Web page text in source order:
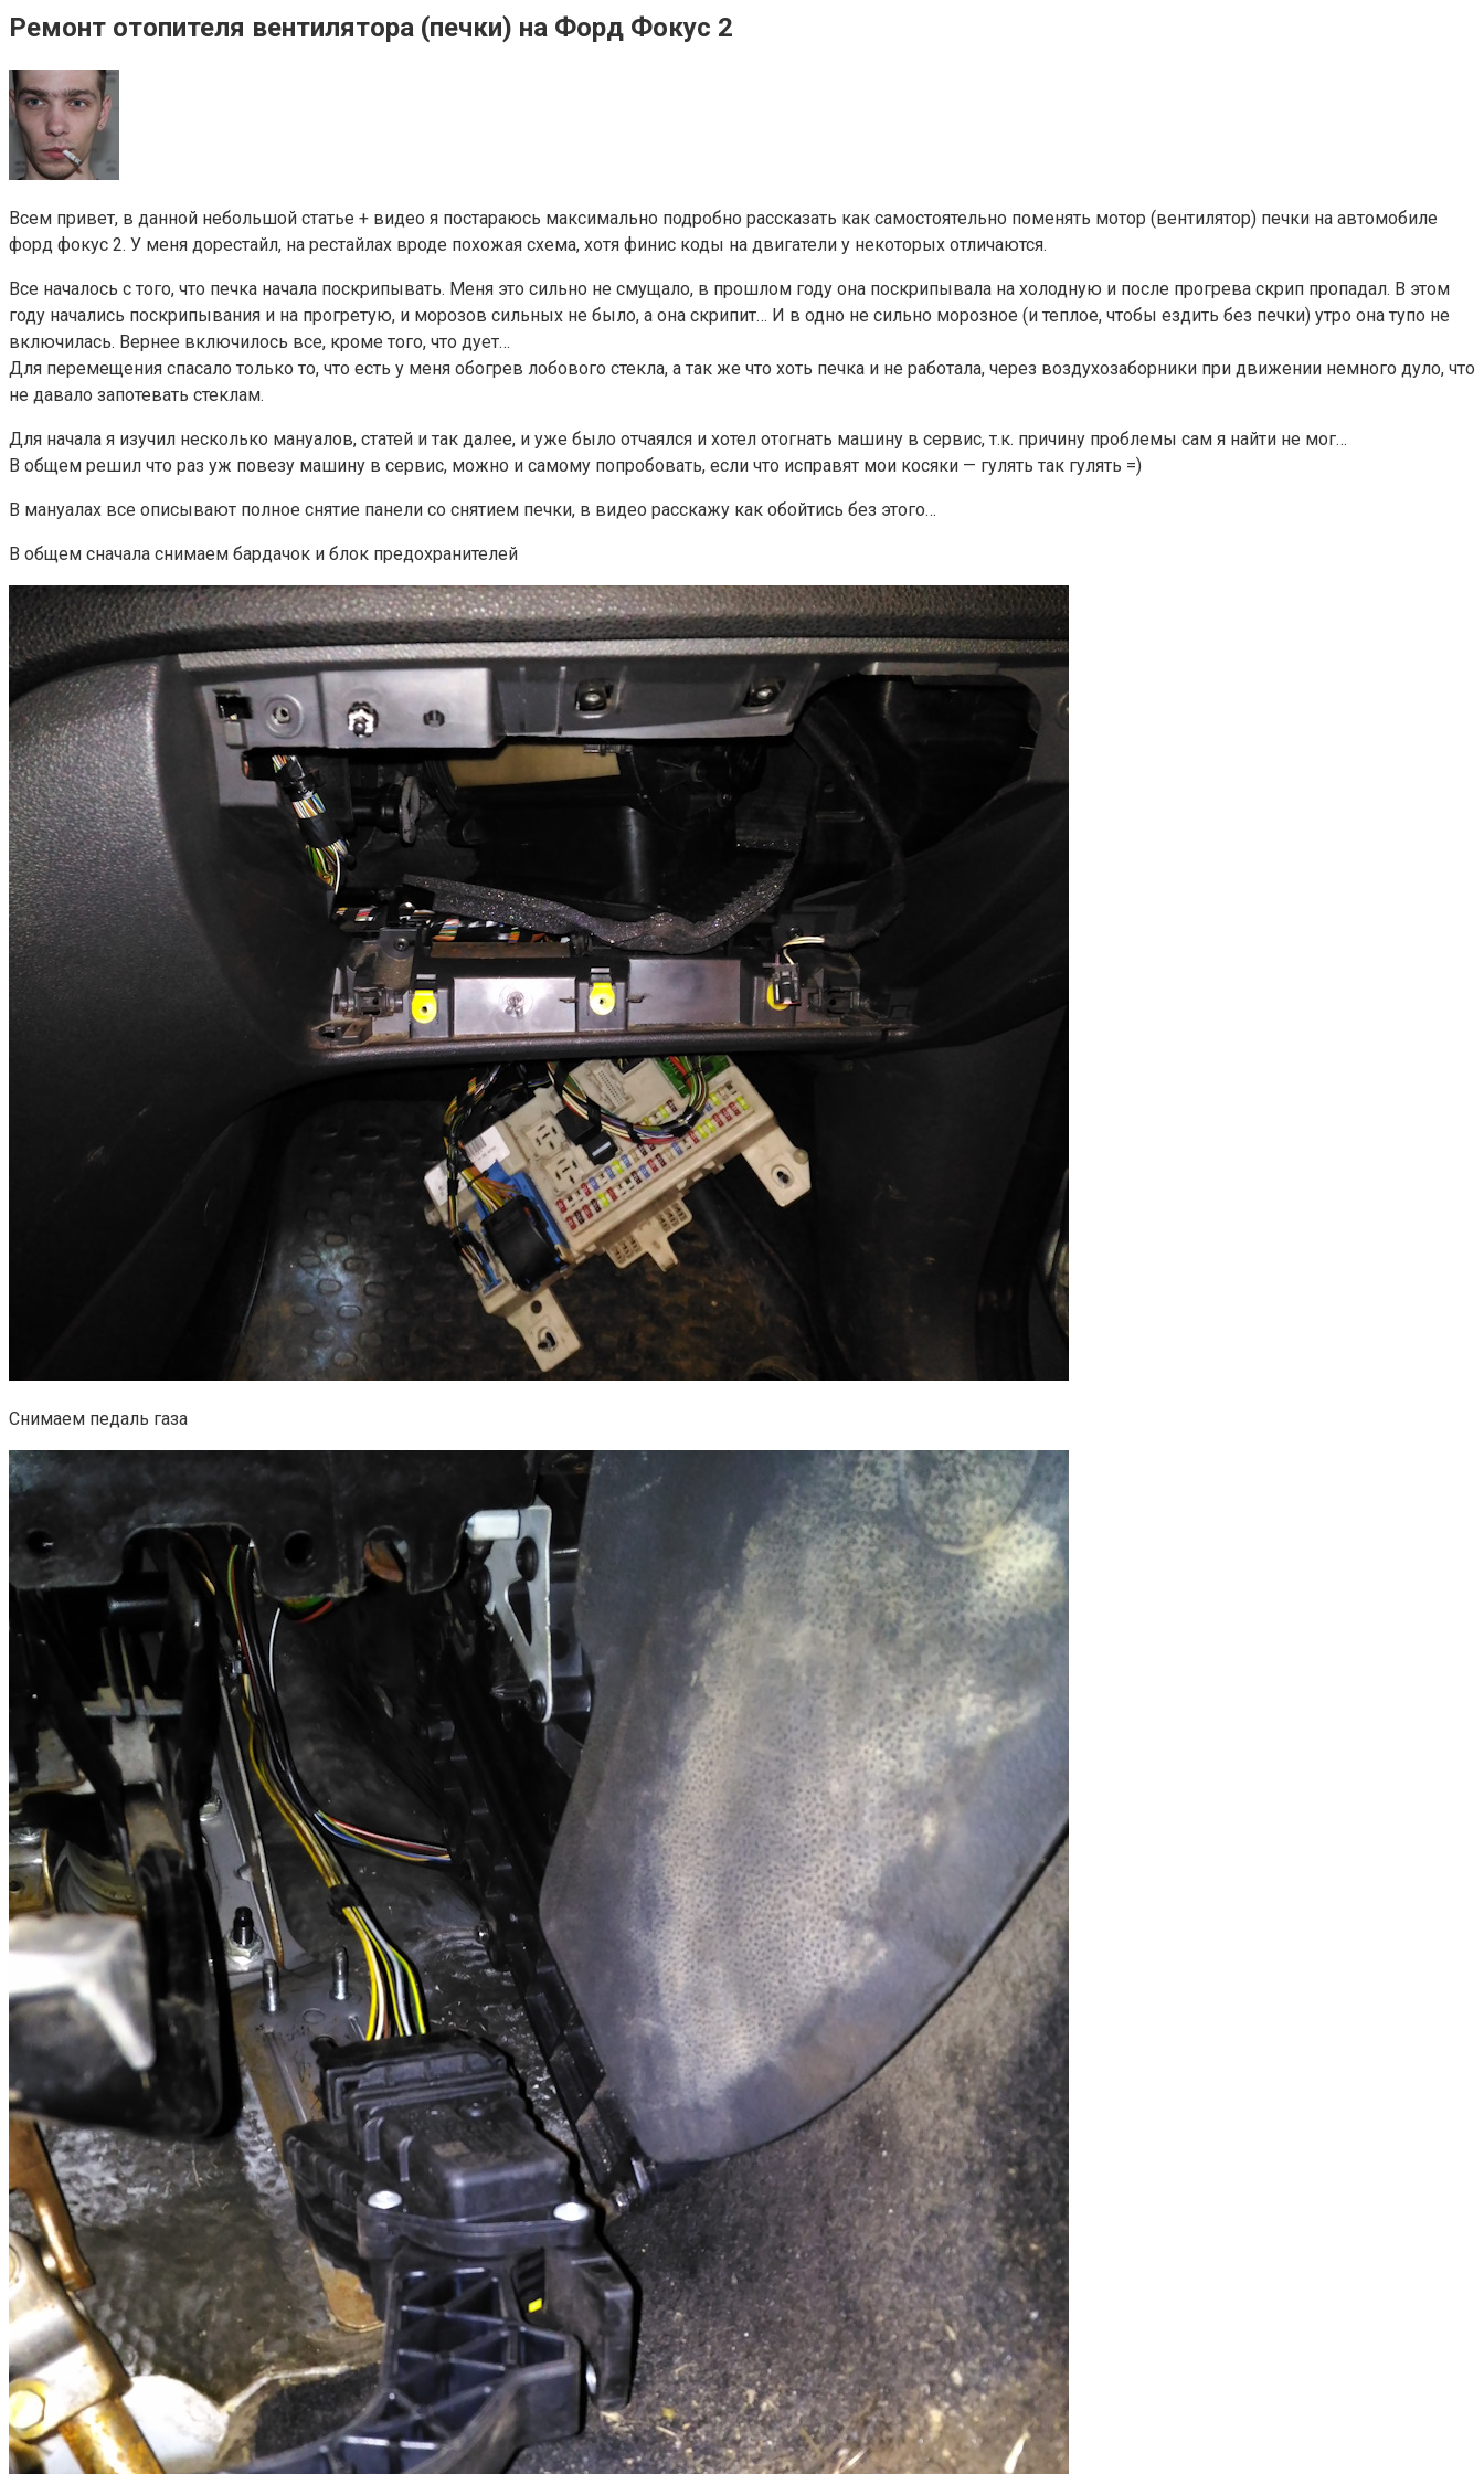
Ремонт отопителя вентилятора (печки) на Форд Фокус 2
Всем привет, в данной небольшой статье + видео я постараюсь максимально подробно рассказать как самостоятельно поменять мотор (вентилятор) печки на автомобиле
форд фокус 2. У меня дорестайл, на рестайлах вроде похожая схема, хотя финис коды на двигатели у некоторых отличаются.
Все началось с того, что печка начала поскрипывать. Меня это сильно не смущало, в прошлом году она поскрипывала на холодную и после прогрева скрип пропадал. В этом
году начались поскрипывания и на прогретую, и морозов сильных не было, а она скрипит… И в одно не сильно морозное (и теплое, чтобы ездить без печки) утро она тупо не
включилась. Вернее включилось все, кроме того, что дует…
Для перемещения спасало только то, что есть у меня обогрев лобового стекла, а так же что хоть печка и не работала, через воздухозаборники при движении немного дуло, что
не давало запотевать стеклам.
Для начала я изучил несколько мануалов, статей и так далее, и уже было отчаялся и хотел отогнать машину в сервис, т.к. причину проблемы сам я найти не мог…
В общем решил что раз уж повезу машину в сервис, можно и самому попробовать, если что исправят мои косяки — гулять так гулять =)
В мануалах все описывают полное снятие панели со снятием печки, в видео расскажу как обойтись без этого…
В общем сначала снимаем бардачок и блок предохранителей
Снимаем педаль газа